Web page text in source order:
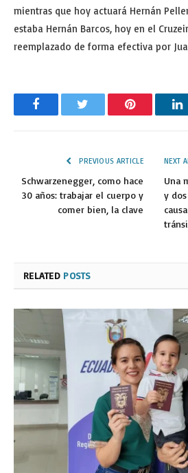
mientras que hoy actuará Hernán
estaba Hernán Barcos, hoy en el
reemplazado de forma efectiva por
FacebookTwitter Pinterest
PREVIOUS ARTICLE
Schwarzenegger, como hace
30 años: trabajar el cuerpo y
comer bien, la clave
NEXT
Una
y
RELATED POSTS